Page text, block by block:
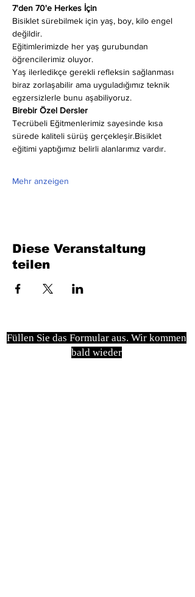
7'den 70'e Herkes İçin
Bisiklet sürebilmek için yaş, boy, kilo engel
değildir.
Eğitimlerimizde her yaş gurubundan
öğrencilerimiz oluyor.
Yaş ilerledikçe gerekli refleksin sağlanması
biraz zorlaşabilir ama uyguladığımız teknik
egzersizlerle bunu aşabiliyoruz.
Birebir Özel Dersler
Tecrübeli Eğitmenlerimiz sayesinde kısa
sürede kaliteli sürüş gerçekleşir.Bisiklet
eğitimi yaptığımız belirli alanlarımız vardır.
Mehr anzeigen
Diese Veranstaltung
teilen
Füllen Sie das Formular aus. Wir kommen
bald wieder